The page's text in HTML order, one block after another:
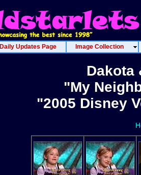
Daily Updates Page Image Collection
Dakota
"My
"2005 Disney